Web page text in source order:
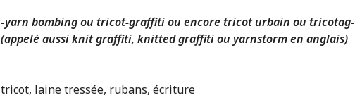
-yarn bombing ou tricot-graffiti ou encore tricot urbain ou tricotag-
(appelé aussi knit graffiti, knitted graffiti ou yarnstorm en anglais)
tricot, laine tressée, rubans, écriture